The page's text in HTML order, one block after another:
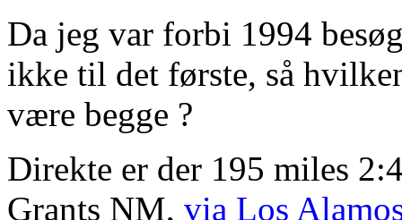
Da jeg var forbi 1994
ikke til det første, så
være begge ?
Direkte er der 195 miles
Grants NM, via Los